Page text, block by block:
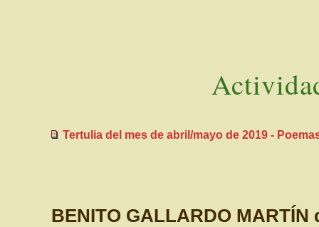
Tertulia del mes de abril/mayo de 2019 -
BENITO GALLARDO MARTÍN